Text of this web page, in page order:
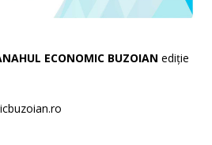
ECONOMIC BUZOIAN ediție